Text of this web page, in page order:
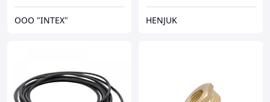
OOO "INTEX" HENJUK